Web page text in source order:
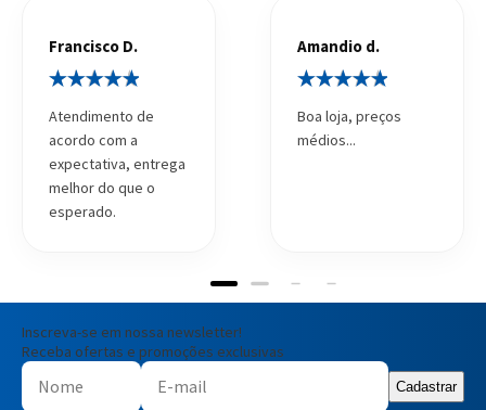
Atendimento de
acordo com a
expectativa, entrega
melhor do que o
esperado.
Francisco D.
Boa loja, preços
médios...
Amandio d.
Inscreva-se em nossa newsletter!
Receba ofertas e promoções exclusivas
Cadastrar